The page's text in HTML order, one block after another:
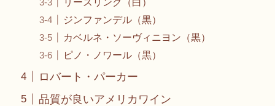
ジンファンデル（黒）
カベルネ・ソーヴィニヨン（黒）
ピノ・ノワール（黒）
ロバート・パーカー
品質が良いアメリカワイン